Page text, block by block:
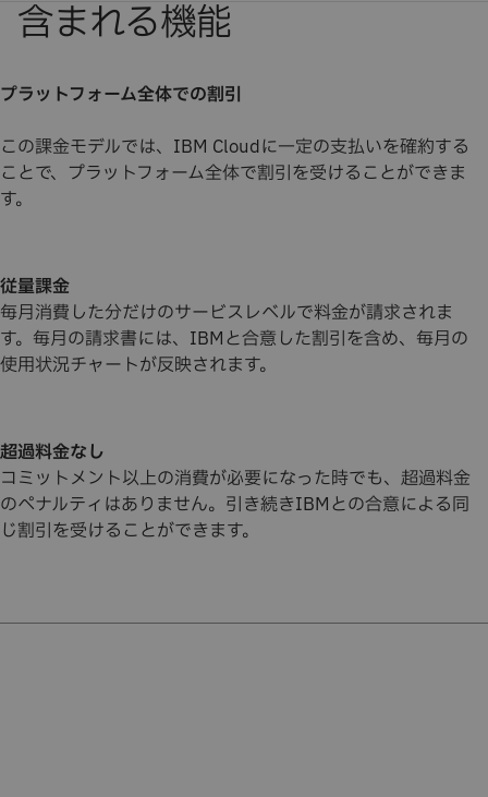
プラットフォーム全体での割引
この課金モデルでは、IBM Cloudに一定の支払いを確約する
ことで、プラットフォーム全体で割引を受けることができま
す。
従量課金
毎月消費した分だけのサービスレベルで料金が請求されま
す。毎月の請求書には、IBMと合意した割引を含め、毎月の
使用状況チャートが反映されます。
超過料金なし
コミットメント以上の消費が必要になった時でも、超過料金
のペナルティはありません。引き続きIBMとの合意による同
じ割引を受けることができます。